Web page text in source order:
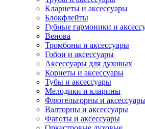
Кларнеты и аксессуары
Блокфлейты
Губные гармоники и
Венова
Тромбоны и аксессуары
Гобои и аксессуары
Аксессуары для духовых
Корнеты и аксессуары
Тубы и аксессуары
Мелодики и кларины
Флюгельгорны и
Валторны и аксессуары
Фаготы и аксессуары